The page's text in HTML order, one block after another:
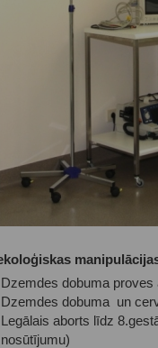
Dzemdes dobuma proves
Dzemdes dobuma un
Legālais aborts līdz
nosūtījumu)